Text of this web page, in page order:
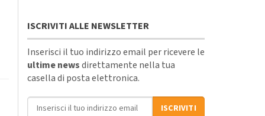
ISCRIVITI ALLE NEWSLETTER
Inserisci il tuo indirizzo email per ricevere le
ultime newsdirettamente nella tua
casella di posta elettronica.
Indirizzo email
ISCRIVITI